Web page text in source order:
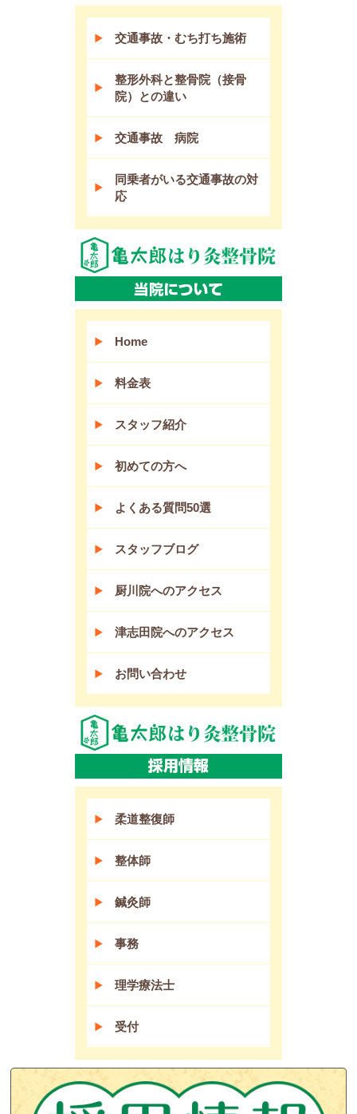
交通事故・むち打ち施術
整形外科と整骨院（接骨
院）との違い
交通事故 病院
同乗者がいる交通事故の対
応
Home
料金表
スタッフ紹介
初めての方へ
よくある質問50選
スタッフブログ
厨川院へのアクセス
津志田院へのアクセス
お問い合わせ
柔道整復師
整体師
鍼灸師
事務
理学療法士
受付